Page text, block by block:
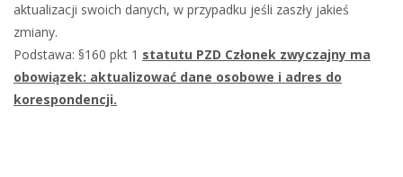
aktualizacji swoich danych, w przypadku jeśli zaszły jakieś
zmiany.
Podstawa: §160 pkt 1 statutu PZD Członek zwyczajny ma
obowiązek: aktualizować dane osobowe i adres do
korespondencji.